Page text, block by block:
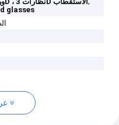
glasses